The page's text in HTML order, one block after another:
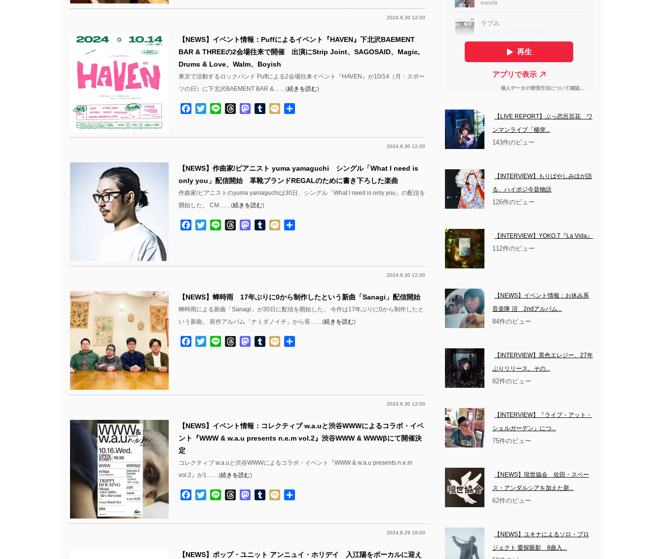
2024.8.30 12:00
【NEWS】イベント情報：Puffによるイベント『HAVEN』下北沢BAEMENT
BAR & THREEの2会場往来で開催 出演にStrip Joint、SAGOSAID、Magic,
Drums & Love、Walm、Boyish
東京で活動するロックバンド Puffによる2会場往来イベント『HAVEN』が10/14（月・スポー
ツの日）に下北沢BAEMENT BAR &……(続きを読む)
Facebook
TwitterLine ThreadsMastodon
TumblrMixi
2024.8.30 12:00
【NEWS】作曲家/ピアニスト yuma yamaguchi シングル「What I need is
only you」配信開始 革靴ブランドREGALのために書き下ろした楽曲
作曲家/ピアニストのyuma yamaguchiは30日、シングル「What I need is only you」の配信を
開始した。 CM……(続きを読む)
Facebook
TwitterLine ThreadsMastodon
TumblrMixi
2024.8.30 12:00
【NEWS】蝉時雨 17年ぶりに0から制作したという新曲「Sanagi」配信開始
蝉時雨による新曲「Sanagi」が30日に配信を開始した。 今作は17年ぶりに0から制作したと
いう新曲。 前作アルバム「ナミダノイチ」から長……(続きを読む)
Facebook
TwitterLine ThreadsMastodon
TumblrMixi
2024.8.30 12:00
【NEWS】イベント情報：コレクティブ w.a.uと渋谷WWWによるコラボ・イベ
ント『WWW & w.a.u presents n.e.m vol.2』渋谷WWW & WWWβにて開催決
定
コレクティブ w.a.uと渋谷WWWによるコラボ・イベント『WWW & w.a.u presents n.e.m
vol.2』が1……(続きを読む)
Facebook
TwitterLine ThreadsMastodon
TumblrMixi
2024.8.29 19:00
【NEWS】ポップ・ユニット アンニュイ・ホリデイ 入江陽をボーカルに迎え
【LIVE REPORT】ぶっ恋呂百花　ワ
ンマンライブ「楯突...
143件のビュー
【INTERVIEW】もりばやしみほが語
る、ハイポジ今昔物語
126件のビュー
【INTERVIEW】YOKO.T『La Vida』
112件のビュー
【NEWS】イベント情報：お休み系
音楽隊 沼　2ndアルバム...
84件のビュー
【INTERVIEW】黒色エレジー、27年
ぶりリリース。その...
82件のビュー
【INTERVIEW】『ライブ・アット・
シェルガーデン』につ...
75件のビュー
【NEWS】現世協会　佐田・スペー
ス・アンダルシアを加えた新...
62件のビュー
【NEWS】ユキナによるソロ・プロ
ジェクト 愛探眼影　8曲入...